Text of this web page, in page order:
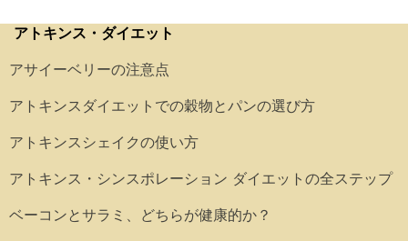
アトキンス・ダイエット
アサイーベリーの注意点
アトキンスダイエットでの穀物とパンの選び方
アトキンスシェイクの使い方
アトキンス・シンスポレーション ダイエットの全ステップ
ベーコンとサラミ、どちらが健康的か？